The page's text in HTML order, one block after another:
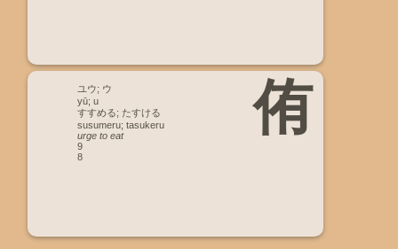
侑
ユウ; ウ
yū; u
すすめる; たすける
susumeru; tasukeru
urge to eat
9
8